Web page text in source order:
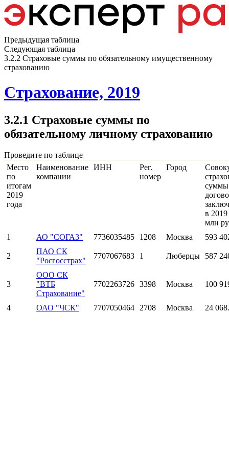
Предыдущая таблица
Следующая таблица
3.2.2 Страховые суммы по обязательному имущественному
страхованию
Страхование, 2019
3.2.1 Страховые суммы по
обязательному личному страхованию
Проведите по таблице
Место
по
итогам
2019
года
Наименование
компании
ИНН
Рег.
номер
Город
в 2019
млн
1
АО "СОГАЗ" 7736035485 1208 Москва 593
2
ПАО СК
"Росгосстрах"
7707067683 1 Люберцы 587
3
ООО СК
"ВТБ
Страхование"
7702263726 3398 Москва 100
4 ОАО "ЧСК" 7707050464 2708 Москва 24